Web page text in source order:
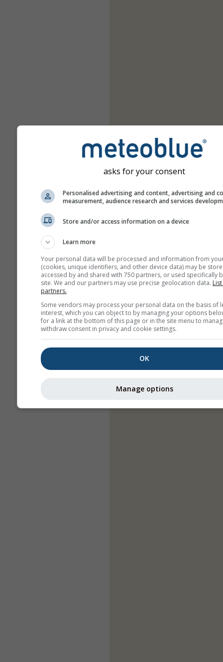
asks for your consent
Personalised advertising and content, advertising and
measurement, audience research and services
Store and/or access information on a device
Learn more
Your personal data will be processed and information from
(cookies, unique identifiers, and other device data) may be
accessed by and shared with 750 partners, or used specifically
site. We and our partners may use precise geolocation data.
partners.
Some vendors may process your personal data on the basis of
interest, which you can object to by managing your options
for a link at the bottom of this page or in the site menu to
withdraw consent in privacy and cookie settings.
OK
Manage options